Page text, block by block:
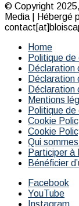
© Copyright
Media | Hébergé
Home
Politique
Déclaration
Déclaration
Déclaration
Mentions
Politique
Cookie
Cookie
Qui
Participer à
Bénéficier
Facebook
YouTube
Instagram